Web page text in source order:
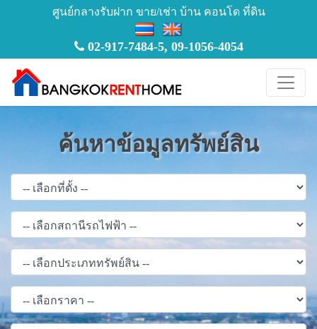
ศูนย์กลางรับฝาก ขาย/เช่า บ้าน คอนโด ที่ดิน
02-917-7484-5, 09-1056-4054
ค้นหาข้อมูลทรัพย์สิน